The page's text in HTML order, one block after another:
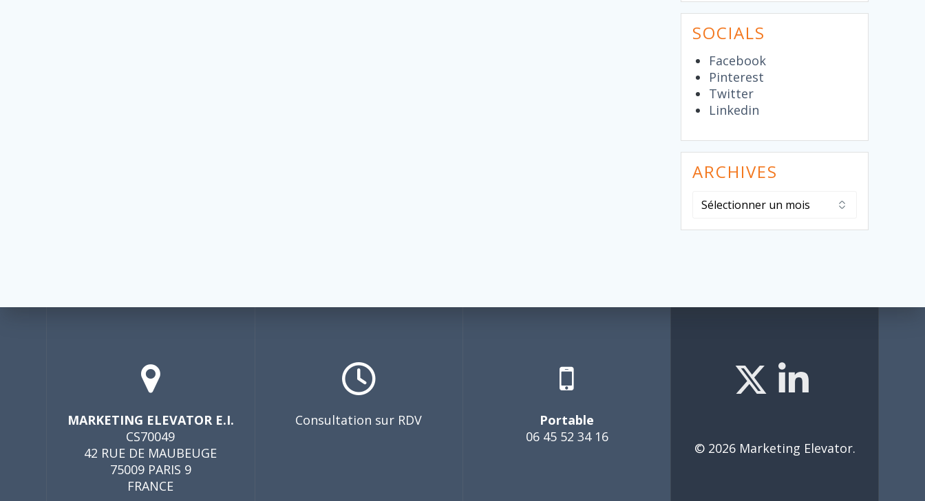
SOCIALS
Facebook
Pinterest
Twitter
Linkedin
ARCHIVES
Archives
MARKETING ELEVATOR E.I.
CS70049
42 RUE DE MAUBEUGE
75009 PARIS 9
FRANCE
Consultation sur RDV
Portable
06 45 52 34 16
© 2026 Marketing Elevator.